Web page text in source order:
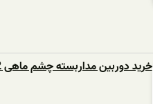
خرید دوربین مداربسته چشم ماهی 2 مگاپیکسل AHD